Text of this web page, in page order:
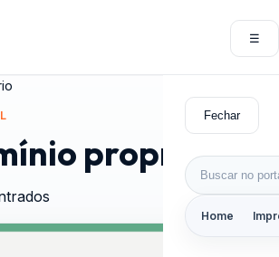
☰
Fechar
Buscar por:
Home
proprio